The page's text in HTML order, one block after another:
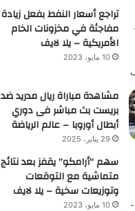
تراجع أسعار النفط بفعل زيادة
مفاجئة في مخزونات الخام
الأمريكية – يلا لايف
10 مايو، 2023
مشاهدة مباراة ريال مدريد ضد
بريست بث مباشر فى دوري
أبطال أوروبا – عالم الرياضة
29 يناير، 2025
سهم “أرامكو” يقفز بعد نتائج
متماشية مع التوقعات
وتوزيعات سخية – يلا لايف
10 مايو، 2023